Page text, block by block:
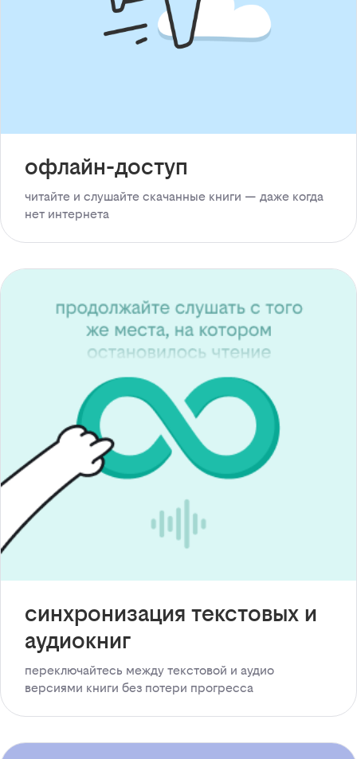
офлайн-доступ
читайте и слушайте скачанные книги — даже когда
нет интернета
синхронизация текстовых и
аудиокниг
переключайтесь между текстовой и аудио
версиями книги без потери прогресса